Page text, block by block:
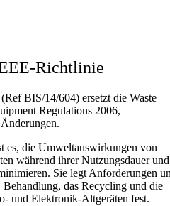
Richtlinie
BIS/14/604) ersetzt die Waste
Regulations 2006,
es, die Umweltauswirkungen von
während ihrer Nutzungsdauer und
Sie legt Anforderungen
das Recycling und die
und Elektronik-Altgeräten fest.